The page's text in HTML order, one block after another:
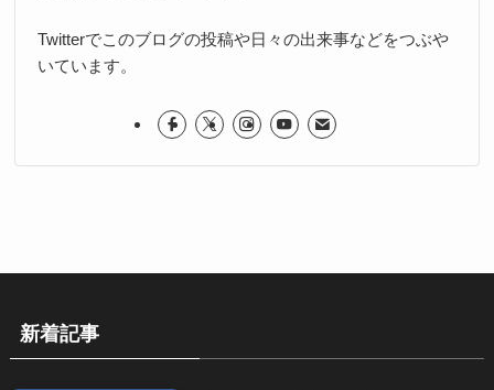
Twitterでこのブログの投稿や日々の出来事などをつぶや
いています。
新着記事